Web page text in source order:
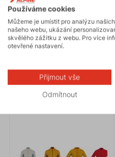
Používáme cookies
Můžeme je umístit pro analýzu
našeho webu, ukázání
skvělého zážitku z webu. Pro více
otevřené nastavení.
Přijmout vše
Odmítnout